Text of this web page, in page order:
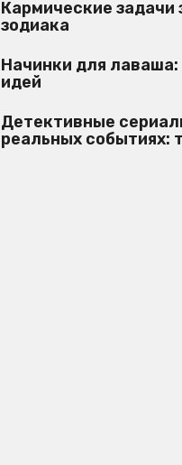
Кармические задачи
зодиака
Начинки для лаваша:
идей
Детективные
реальных событиях: